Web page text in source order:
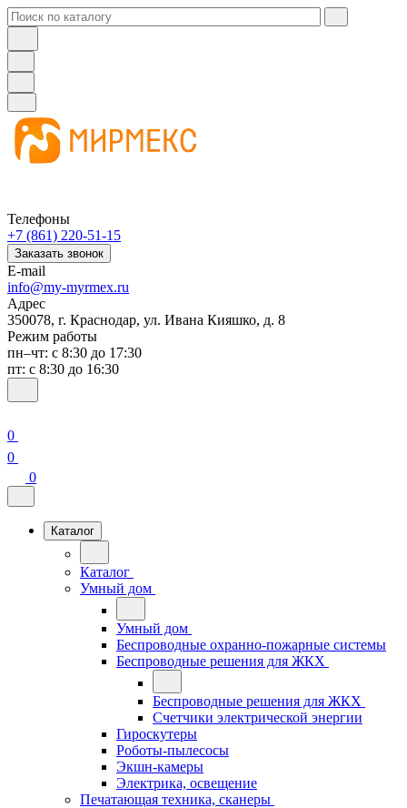
Телефоны
+7 (861) 220-51-15
Заказать звонок
E-mail
info@my-myrmex.ru
Адрес
350078, г. Краснодар, ул. Ивана Кияшко, д. 8
Режим работы
пн–чт: с 8:30 до 17:30
пт: с 8:30 до 16:30
0
0
0
Каталог
Каталог
Умный дом
Умный дом
Беспроводные охранно-пожарные системы
Беспроводные решения для ЖКХ
Беспроводные решения для ЖКХ
Счетчики электрической энергии
Гироскутеры
Роботы-пылесосы
Экшн-камеры
Электрика, освещение
Печатающая техника, сканеры